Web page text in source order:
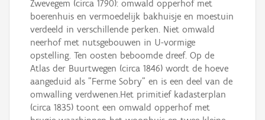
Zwevegem (circa 1790): omwald opperhof met
boerenhuis en vermoedelijk bakhuisje en moestuin
verdeeld in verschillende perken. Niet omwald
neerhof met nutsgebouwen in U-vormige
opstelling. Ten oosten beboomde dreef. Op de
Atlas der Buurtwegen (circa 1846) wordt de hoeve
aangeduid als "Ferme Sobry" en is een deel van de
omwalling verdwenen.Het primitief kadasterplan
(circa 1835) toont een omwald opperhof met